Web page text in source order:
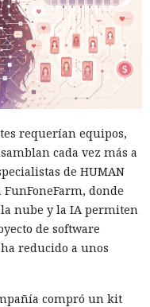
requerían equipos,
cada vez más a
de HUMAN
FunFoneFarm, donde
nube y la IA permiten
de software
reducido a unos
compró un kit